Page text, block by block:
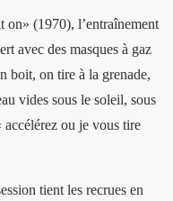
on» (1970), l’entraînement
avec des masques à gaz
boit, on tire à la grenade,
vides sous le soleil, sous
accélérez ou je vous tire
tient les recrues en